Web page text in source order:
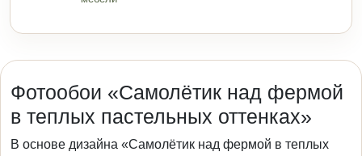
Фотообои «Самолётик над фермой
в теплых пастельных оттенках»
В основе дизайна «Самолётик над фермой в теплых